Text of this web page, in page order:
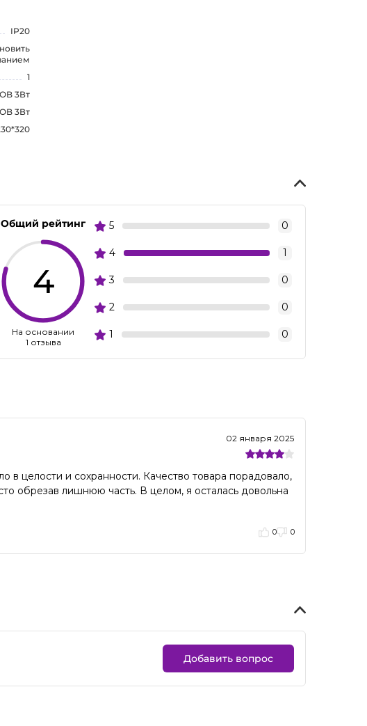
IP20
1
3Вт
3Вт
Общий рейтинг
4
На основании
1 отзыва
5 0
4 1
3 0
2 0
1 0
02 января 2025
в целости и сохранности. Качество товара порадовало,
обрезав лишнюю часть. В целом, я осталась довольна
0 0
Добавить вопрос